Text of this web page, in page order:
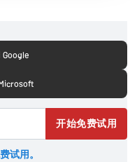
开始免费试用
试用。